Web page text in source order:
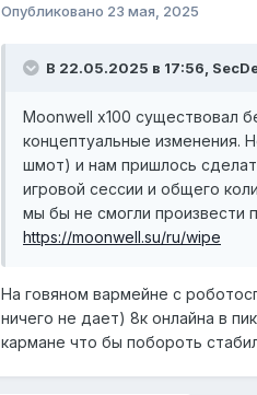
Опубликовано 23 мая, 2025
В 22.05.2025 в 17:56,
Moonwell x100 существовал
концептуальные изменения.
шмот) и нам пришлось
игровой сессии и общего
мы бы не смогли произвести
https://moonwell.su/ru/wipe
На говяном вармейне с
ничего не дает) 8к онлайна в
кармане что бы побороть